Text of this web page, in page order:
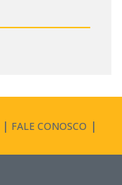
FALE CONOSCO